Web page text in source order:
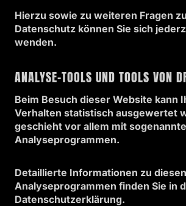
Hierzu sowie zu weiteren Fragen
Datenschutz können Sie sich
wenden.
ANALYSE-TOOLS UND TOOLS VON
Beim Besuch dieser Website kann
Verhalten statistisch ausgewertet
geschieht vor allem mit
Analyseprogrammen.
Detaillierte Informationen zu diesen
Analyseprogrammen finden Sie in
Datenschutzerklärung.